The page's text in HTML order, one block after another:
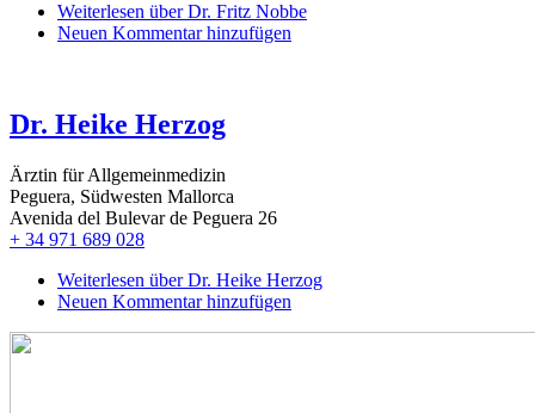
Weiterlesen über Dr. Fritz Nobbe
Neuen Kommentar hinzufügen
Dr. Heike Herzog
Ärztin für Allgemeinmedizin
Peguera, Südwesten Mallorca
Avenida del Bulevar de Peguera 26
+ 34 971 689 028
Weiterlesen über Dr. Heike Herzog
Neuen Kommentar hinzufügen